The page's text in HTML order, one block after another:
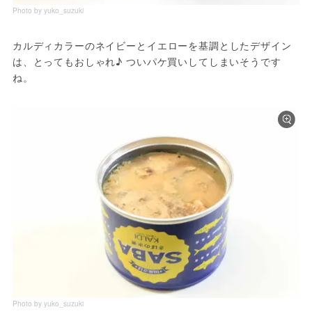
Photo by yuko_suzuki
カルディカラーのネイビーとイエローを基調としたデザイン
は、とってもおしゃれ♪ ついパケ買いしてしまいそうです
ね。
Photo by yuko_suzuki